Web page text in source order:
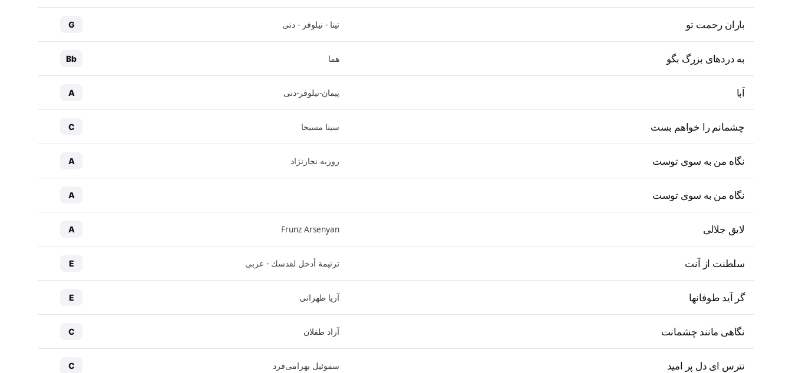
باران رحمت تو تینا - نیلوفر - دنی G
به دردهای بزرگ بگو هما Bb
اَبا پیمان-نیلوفر-دنی A
چشمانم را خواهم بست سینا مسیحا C
نگاه من به سوی توست روزبه نجارنژاد A
نگاه من به سوی توست A
لایق جلالی Frunz Arsenyan
A
سلطنت از آنت ترنيمة أدخل لقدسك - عربی E
گر آید طوفانها آریا طهرانی E
نگاهی مانند چشمانت آراد طفلان C
نترس ای دل پر امید سموئیل بهرامی‌فرد C